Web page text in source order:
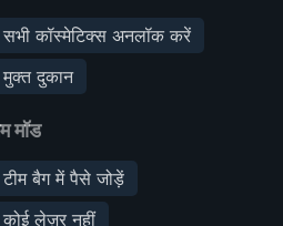
सभी कॉस्मेटिक्स अनलॉक करें
मुक्त दुकान
मॉड
टीम बैग में पैसे जोड़ें
कोई लेज़र नहीं